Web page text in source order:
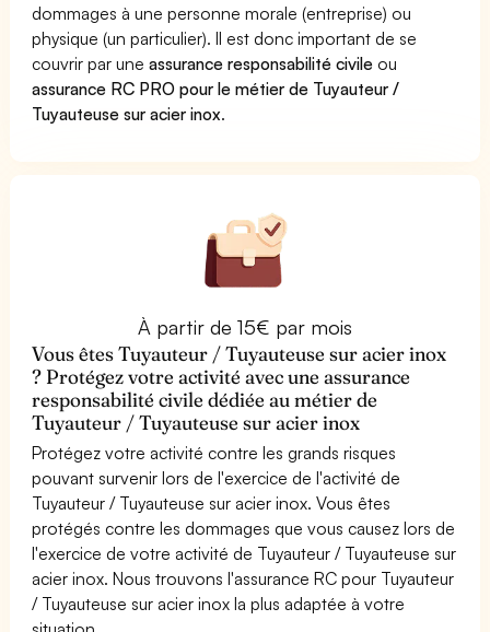
dommages à une personne morale (entreprise) ou
physique (un particulier). Il est donc important de se
couvrir par uneassurance responsabilité civile ou
assurance RC PRO pour le métier de Tuyauteur /
Tuyauteuse sur acier inox.
À partir de 15€ par mois
Vous êtes Tuyauteur / Tuyauteuse sur acier inox
? Protégez votre activité avec une assurance
responsabilité civile dédiée au métier de
Tuyauteur / Tuyauteuse sur acier inox
Protégez votre activité contre les grands risques
pouvant survenir lors de l'exercice de l'activité de
Tuyauteur / Tuyauteuse sur acier inox. Vous êtes
protégés contre les dommages que vous causez lors de
l'exercice de votre activité de Tuyauteur / Tuyauteuse sur
acier inox. Nous trouvons l'assurance RC pour Tuyauteur
/ Tuyauteuse sur acier inox la plus adaptée à votre